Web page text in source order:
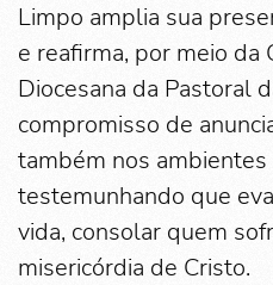
Limpo amplia sua
e reafirma, por meio da
Diocesana da Pastoral
compromisso de
também nos
testemunhando que
vida, consolar quem
misericórdia de Cristo.